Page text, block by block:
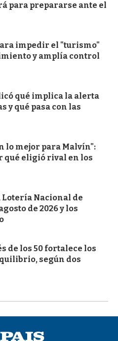
para prepararse ante el
impedir el "turismo"
y amplía control
qué implica la alerta
y qué pasa con las
lo mejor para Malvín":
qué eligió rival en los
Lotería Nacional de
de 2026 y los
de los 50 fortalece los
según dos